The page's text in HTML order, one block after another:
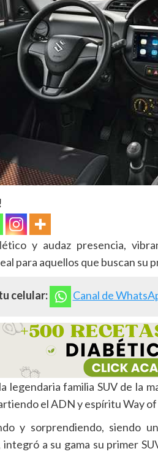
y audaz presencia,
para aquellos que buscan su
celular: Canal de
la legendaria familia SUV de la
el ADN y espíritu Way
y sorprendiendo, siendo
integró a su gama su primer